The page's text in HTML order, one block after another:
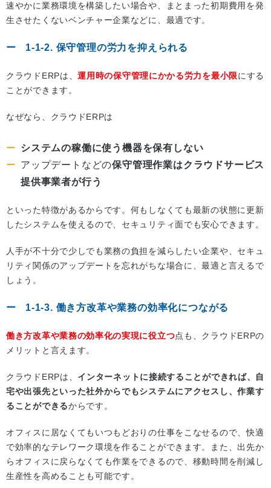
速やかに業務環境を構築したい場合や、まとまった初期費用を発
生させたくないベンチャー企業などに、最適です。
1-1-2. 保守管理の労力を抑えられる
クラウドERPは、運用時の保守管理にかかる労力を最小限にする
ことができます。
なぜなら、クラウドERPは
システムの稼働に使う機器を保有しない
アップデートなどの保守管理作業はクラウドサービス
提供事業者が行う
といった特徴があるからです。何もしなくても最新の状態に更新
したシステムを使えるので、セキュリティ面でも安心できます。
人手が不十分で少しでも業務の負担を減らしたい企業や、セキュ
リティ関係のアップデートを忘れがちな場合に、最適と言えるで
しょう。
1-1-3. 働き方改革や業務の効率化につながる
働き方改革や業務の効率化の実現に役立つ点も、クラウドERPの
メリットと言えます。
クラウドERPは、 インターネットに接続することができれば、自
宅や出張先といった社外からでもシステムにアクセスし、作業す
ることができるからです。
オフィスに居なくてもいつもどおりの仕事をこなせるので、快適
で効率的なテレワーク環境を作ることができます。また、出先か
らオフィスに戻らなくても作業をできるので、移動時間を削減し
生産性を高めることも可能です。